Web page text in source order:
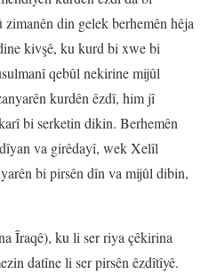
din gelek berhemên hêja
kivşê, ku kurd bi xwe bi
qebûl nekirine mijûl
kurdên êzdî, him jî
bi serketin dikin. Berhemên
va girêdayî, wek Xelîl
bi pirsên dîn va mijûl dibin,
Îraqê), ku li ser riya çêkirina
datîne li ser pirsên êzdîtîyê.